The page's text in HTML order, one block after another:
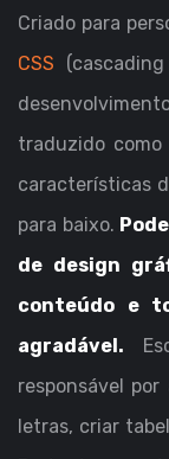
Criado para
CSS
traduzido como
características
para baixo.
de design
conteúdo e
agradável.
responsável
letras, criar